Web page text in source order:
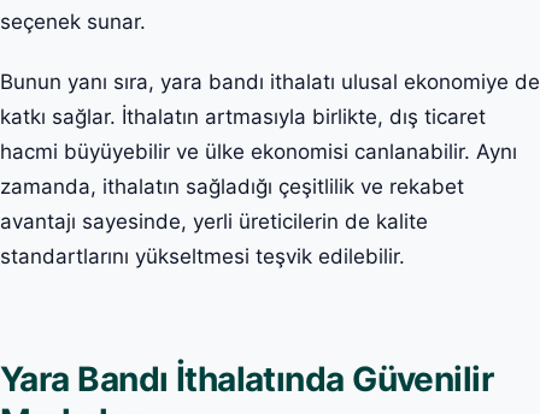
seçenek sunar.
Bunun yanı sıra, yara bandı ithalatı ulusal ekonomiye de
katkı sağlar. İthalatın artmasıyla birlikte, dış ticaret
hacmi büyüyebilir ve ülke ekonomisi canlanabilir. Aynı
zamanda, ithalatın sağladığı çeşitlilik ve rekabet
avantajı sayesinde, yerli üreticilerin de kalite
standartlarını yükseltmesi teşvik edilebilir.
Yara Bandı İthalatında Güvenilir